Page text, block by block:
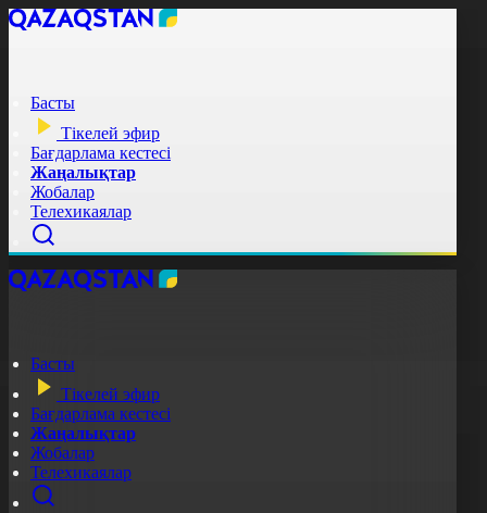
Басты
Тікелей эфир
Бағдарлама кестесі
Жаңалықтар
Жобалар
Телехикаялар
Басты
Тікелей эфир
Бағдарлама кестесі
Жаңалықтар
Жобалар
Телехикаялар